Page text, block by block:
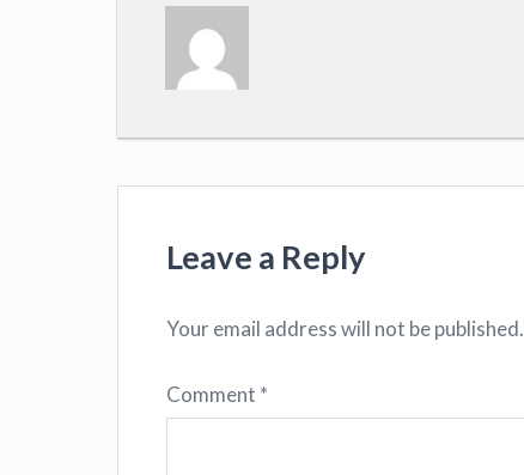
Leave a Reply
Your email address will not be published.
Comment *